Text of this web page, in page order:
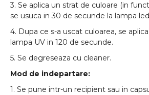
3. Se aplica un strat de culoare (in
se usuca in 30 de secunde la lampa
4. Dupa ce s-a uscat culoarea, se
lampa UV in 120 de secunde.
5. Se degreseaza cu cleaner.
Mod de indepartare:
1. Se pune intr-un recipient sau in